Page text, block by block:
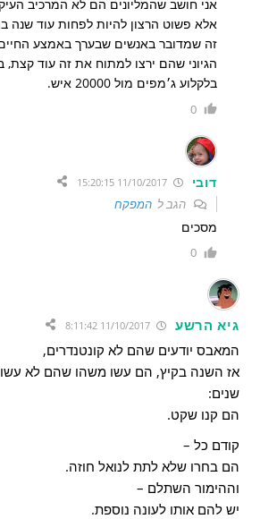
אני חושב שהמליונים הם לא המרכיב
אלא פשוט הרצון להיות לפחות עוד שנה
זה שמדובר באנשים שבערך באמצע החיים
הגיוני שהם ירצו למתוח את זה עוד
בלקלוע ג׳מפים מול 20000 איש.
0
דובי 11/10/2017 15:20:15
הגב להמפקח
מסכים
0
גיא הרשע 11/10/2017 8:11:42
המאבס יודעים שהם לא קונטנדרים,
אז השנה בקיץ, הם עשו משהו שהם לא
שנים:
הם קנו שקט.
קודם כל –
הם בחרו שלא לתת לנואל חוזה.
וההימור השתלם –
יש להם אותו לעונה נוספת.